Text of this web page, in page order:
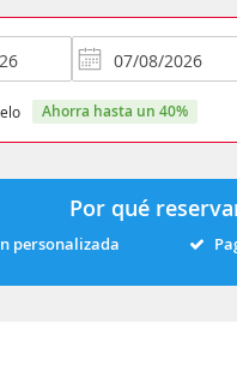
ahorra hasta un 40%
Por qué
personalizada